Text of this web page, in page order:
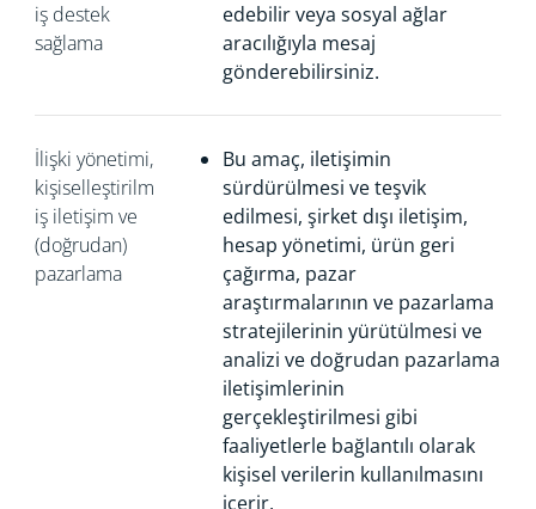
iş destek
sağlama
edebilir veya sosyal ağlar
aracılığıyla mesaj
gönderebilirsiniz.
İlişki yönetimi,
kişiselleştirilm
iş iletişim ve
(doğrudan)
pazarlama
Bu amaç, iletişimin
sürdürülmesi ve teşvik
edilmesi, şirket dışı iletişim,
hesap yönetimi, ürün geri
çağırma, pazar
araştırmalarının ve pazarlama
stratejilerinin yürütülmesi ve
analizi ve doğrudan pazarlama
iletişimlerinin
gerçekleştirilmesi gibi
faaliyetlerle bağlantılı olarak
kişisel verilerin kullanılmasını
içerir.